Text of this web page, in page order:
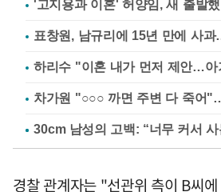
'고지용과 이혼' 허양임, 새 출발
표창원, 남규리에 15년 만에 사
하리수 "이혼 내가 먼저 제안…아
차가원 "○○○ 까면 주변 다 죽어
경찰 관계자는 "선관위 측이 B씨